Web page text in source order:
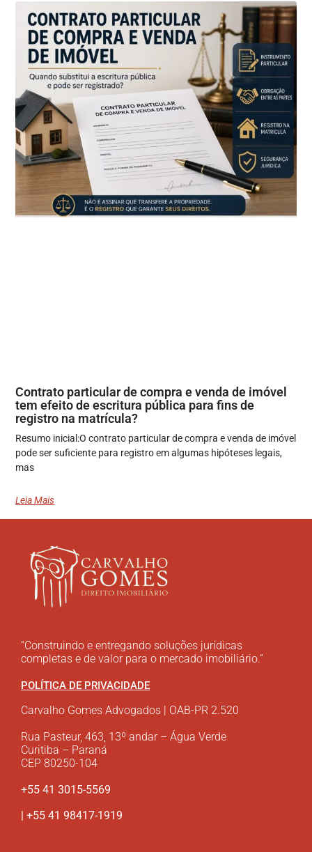
Contrato particular de compra e venda de imóvel
tem efeito de escritura pública para fins de
registro na matrícula?
Resumo inicial:O contrato particular de compra e venda de imóvel
pode ser suficiente para registro em algumas hipóteses legais,
mas
Leia Mais
“Construindo e entregando soluções jurídicas
completas e de valor para o mercado imobiliário.”
POLÍTICA DE PRIVACIDADE
Carvalho Gomes Advogados | OAB-PR 2.520
Rua Pasteur, 463, 13º andar – Água Verde
Curitiba – Paraná
CEP 80250-104
+55 41 3015-5569
| +55 41 98417-1919